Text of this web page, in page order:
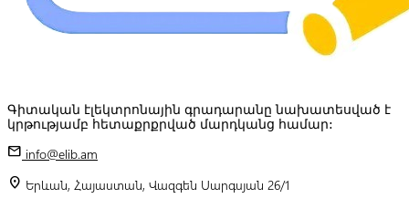
Գիտական էլեկտրոնային գրադարանը նախատեսված է
կրթությամբ հետաքրքրված մարդկանց համար:
mail info@elib.am
location_on Երևան, Հայաստան, Վազգեն Սարգսյան 26/1